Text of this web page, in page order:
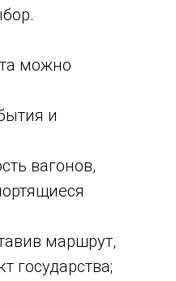
можно
и
вагонов,
маршрут,
государства;